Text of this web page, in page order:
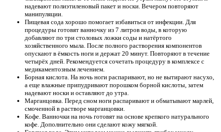
надевают полиэтиленовый пакет и носки. Вечером повторяют
манипуляции.
Пищевая сода хорошо помогает избавиться от инфекции. Для
процедуры готовят ванночку из 7 литров воды, в которую
добавляют по три столовых ложки соды и натёртого
хозяйственного мыла. После полного растворения компонентов
опускают в ёмкость ноги и держат 20 минут. Повторяют в течение
четырёх дней. Рекомендуется сочетать процедуру в комплексе с
медикаментозным лечением.
Борная кислота. На ночь ноги распаривают, но не вытирают насухо,
а еще влажные припудривают порошком борной кислоты, затем
надевают носки и оставляют до утра.
Марганцовка. Перед сном ноги распаривают и обматывают марлей,
смоченной в растворе марганцовки.
Кофе. Ванночки на ночь готовят на основе крепкого натурального
кофе. Дополнительно они сделают кожу мягкой.